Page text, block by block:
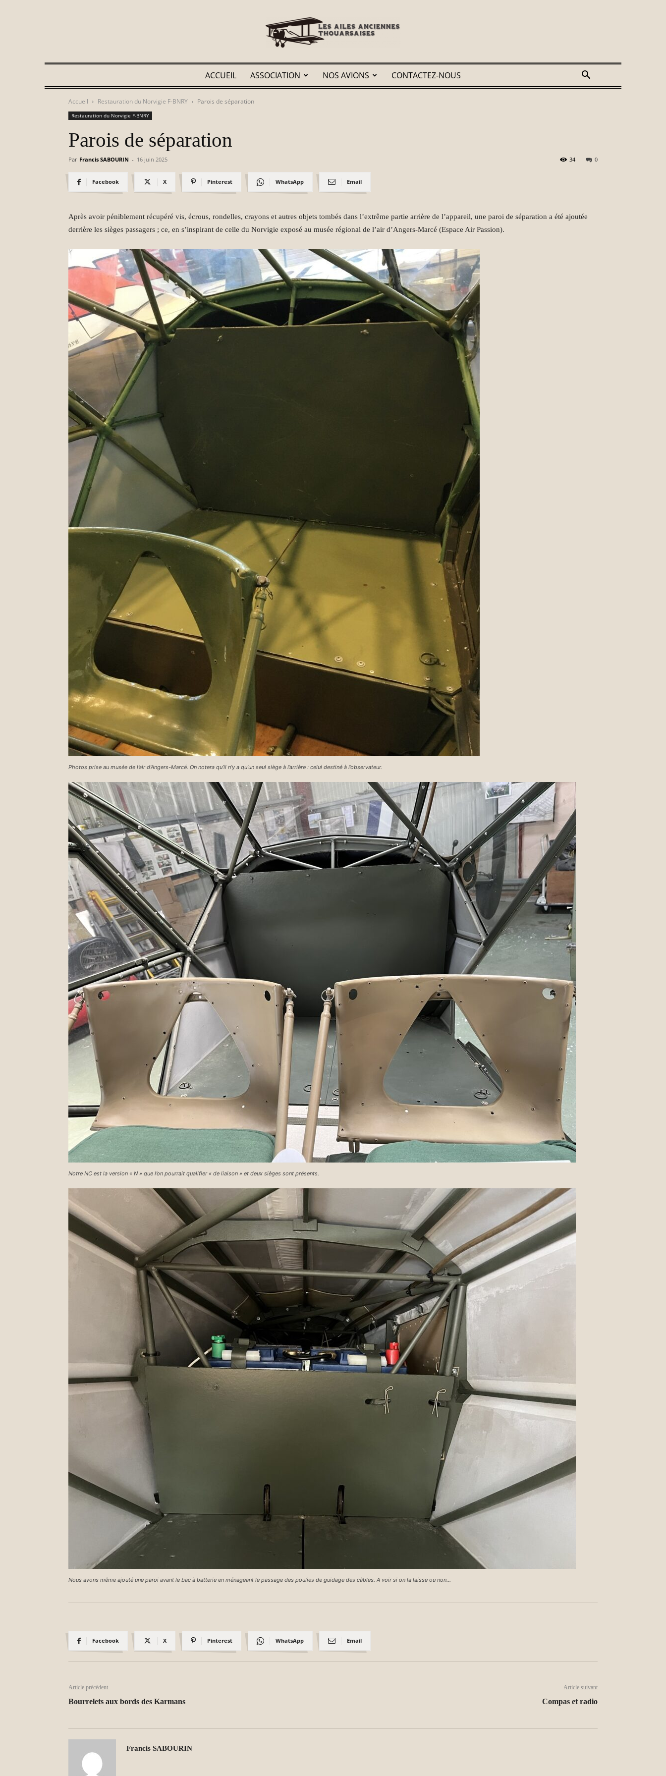
Les
Thouarsaises
ACCUEIL ASSOCIATION NOS AVIONS CONTACTEZ-NOUS
Accueil Restauration du Norvigie F-BNRY Parois de séparation
Restauration du Norvigie F-BNRY
Parois de séparation
Par Francis SABOURIN - 16 juin 2025 0
34
Facebook X Pinterest WhatsApp Email
Après avoir péniblement récupéré vis, écrous, rondelles, crayons et autres objets tombés dans l’extrême partie arrière de l’appareil, une paroi de séparation a été ajoutée
derrière les sièges passagers ; ce, en s’inspirant de celle du Norvigie exposé au musée régional de l’air d’Angers-Marcé (Espace Air Passion).
Photos prise au musée de l’air d’Angers-Marcé. On notera qu’il n’y a qu’un seul siège à l’arrière : celui destiné à l’observateur.
Notre NC est la version « N » que l’on pourrait qualifier « de liaison » et deux sièges sont présents.
Nous avons même ajouté une paroi avant le bac à batterie en ménageant le passage des poulies de guidage des câbles. A voir si on la laisse ou non…
Facebook X Pinterest WhatsApp Email
Article précédent
Bourrelets aux bords des Karmans
Article suivant
Compas et radio
Francis SABOURIN